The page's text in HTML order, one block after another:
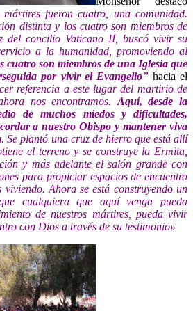
mártires fueron cuatro, una comunidad.
distinta y los cuatro son miembros de
del concilio Vaticano II, buscó vivir su
a la humanidad, promoviendo al
cuatro son miembros de una Iglesia que
por vivir el Evangelio” hacia el
referencia a este lugar del martirio de
nos encontramos. Aquí, desde la
de muchos miedos y dificultades,
a nuestro Obispo y mantener viva
. Se plantó una cruz de hierro que está allí
el terreno y se construye la Ermita,
y más adelante el salón grande con
para propiciar espacios de encuentro
viviendo. Ahora se está construyendo un
cualquiera que aquí venga pueda
de nuestros mártires, pueda vivir
con Dios a través de su testimonio»